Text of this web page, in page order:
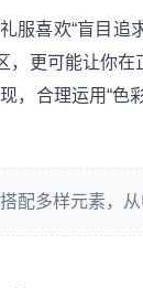
喜欢“盲目追
更可能让你
，合理运用“色
配多样元素，从